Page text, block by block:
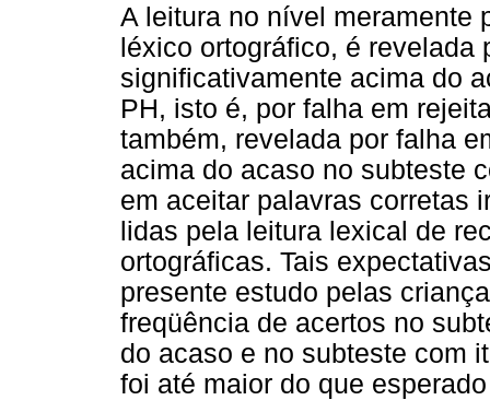
A leitura no nível meramente
léxico ortográfico, é revelada
significativamente acima do
PH, isto é, por falha em
também, revelada por falha
acima do acaso no subteste
em aceitar palavras corretas
lidas pela leitura lexical de
ortográficas. Tais
presente estudo pelas
freqüência de acertos no
do acaso e no subteste com
foi até maior do que